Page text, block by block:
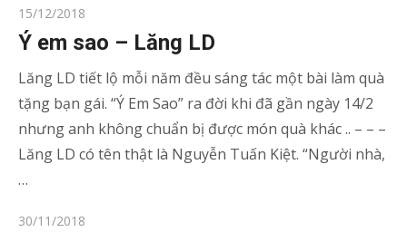
Posted
on
15/12/2018
Ý em sao – Lăng LD
Lăng LD tiết lộ mỗi năm đều sáng tác một bài làm quà
tặng bạn gái. “Ý Em Sao” ra đời khi đã gần ngày 14/2
nhưng anh không chuẩn bị được món quà khác .. – – –
Lăng LD có tên thật là Nguyễn Tuấn Kiệt. “Người nhà,
…
Posted
30/11/2018